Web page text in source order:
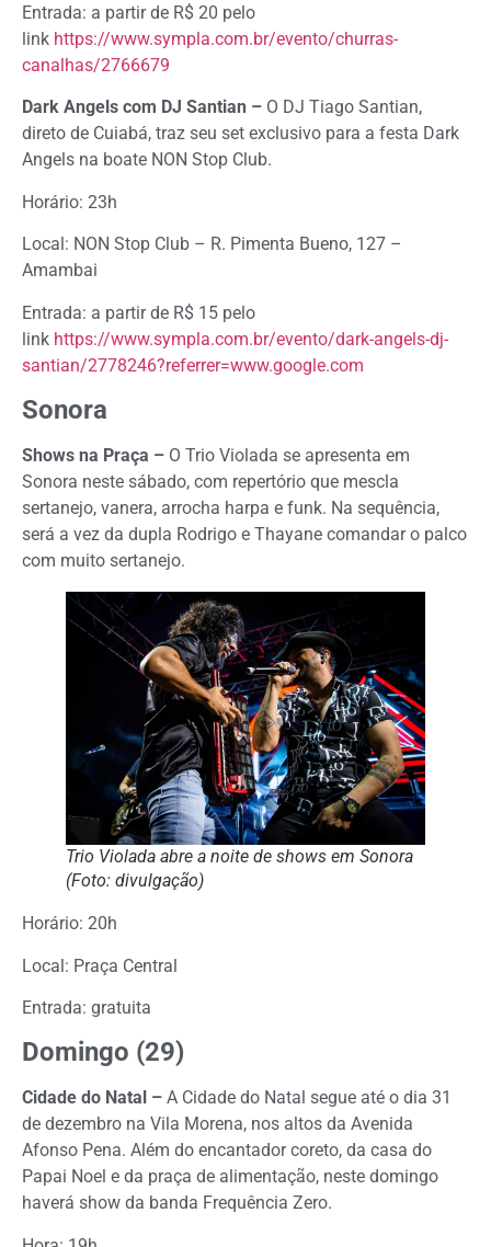
Entrada: a partir de R$ 20 pelo
link https://www.sympla.com.br/evento/churras-
canalhas/2766679
Dark Angels com DJ Santian – O DJ Tiago Santian,
direto de Cuiabá, traz seu set exclusivo para a festa Dark
Angels na boate NON Stop Club.
Horário: 23h
Local: NON Stop Club – R. Pimenta Bueno, 127 –
Amambai
Entrada: a partir de R$ 15 pelo
link https://www.sympla.com.br/evento/dark-angels-dj-
santian/2778246?referrer=www.google.com
Sonora
Shows na Praça – O Trio Violada se apresenta em
Sonora neste sábado, com repertório que mescla
sertanejo, vanera, arrocha harpa e funk. Na sequência,
será a vez da dupla Rodrigo e Thayane comandar o palco
com muito sertanejo.
Trio Violada abre a noite de shows em Sonora
(Foto: divulgação)
Horário: 20h
Local: Praça Central
Entrada: gratuita
Domingo (29)
Cidade do Natal – A Cidade do Natal segue até o dia 31
de dezembro na Vila Morena, nos altos da Avenida
Afonso Pena. Além do encantador coreto, da casa do
Papai Noel e da praça de alimentação, neste domingo
haverá show da banda Frequência Zero.